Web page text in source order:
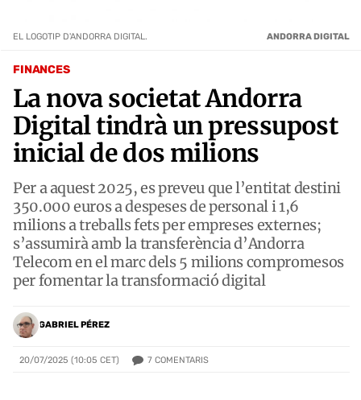
FINANCES
La nova societat Andorra
Digital tindrà un pressupost
inicial de dos milions
Per a aquest 2025, es preveu que l’entitat destini
350.000 euros a despeses de personal i 1,6
milions a treballs fets per empreses externes;
s’assumirà amb la transferència d’Andorra
Telecom en el marc dels 5 milions compromesos
per fomentar la transformació digital
GABRIEL PÉREZ
20/07/2025 (10:05 CET) 7 COMENTARIS
EL LOGOTIP D'ANDORRA DIGITAL. ANDORRA DIGITAL